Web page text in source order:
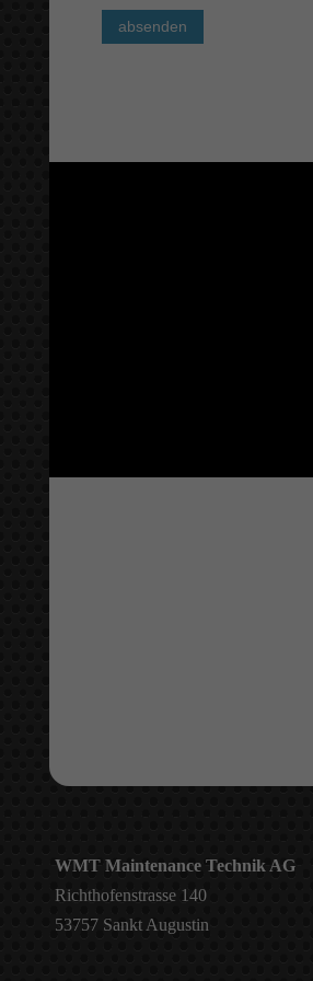
absenden
WMT Maintenance Technik AG
Richthofenstrasse 140
53757 Sankt Augustin